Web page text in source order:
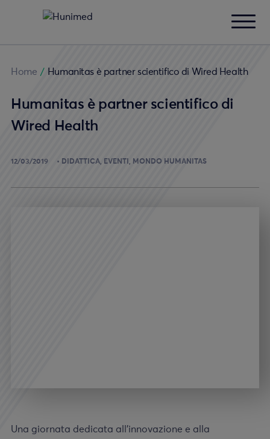
Home / Humanitas è partner scientifico di Wired Health
Humanitas è partner scientifico di
Wired Health
12/03/2019 DIDATTICA EVENTI MONDO HUMANITAS
Una giornata dedicata all’innovazione e alla